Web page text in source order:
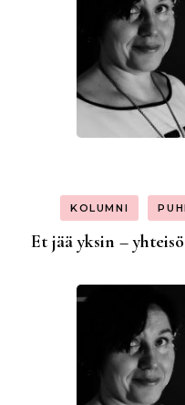
KOLUMNI
Et jää yksin –